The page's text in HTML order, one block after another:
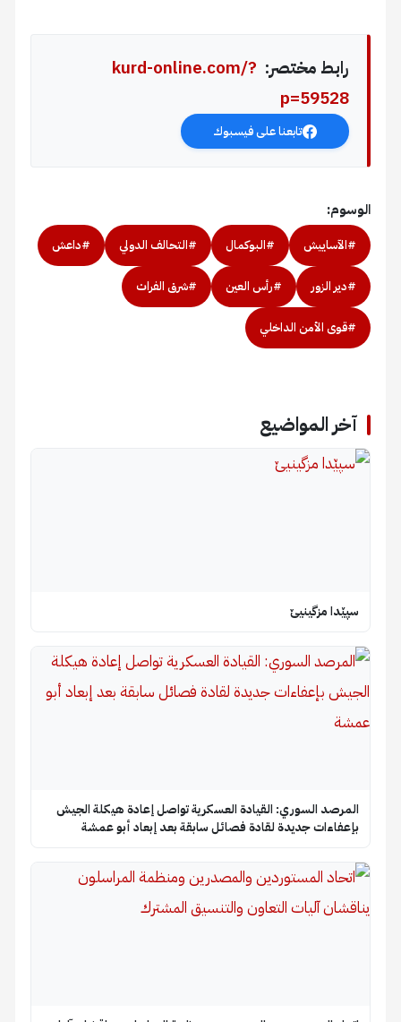
رابط مختصر: kurd-online.com/?
p=59528
تابعنا على فيسبوك
الوسوم:
#الآساييش #البوكمال #التحالف الدولي #داعش
#دير الزور #رأس العين #شرق الفرات
#قوى الأمن الداخلي
آخر المواضيع
سپێدا مزگینیێ
المرصد السوري: القيادة العسكرية تواصل إعادة هيكلة الجيش
بإعفاءات جديدة لقادة فصائل سابقة بعد إبعاد أبو عمشة